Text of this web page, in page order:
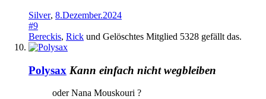
Silver, 8.Dezember.2024
#9
Bereckis, Rick und Gelöschtes Mitglied 5328 gefällt das.
Polysax Kann einfach nicht wegbleiben
oder Nana Mouskouri ?